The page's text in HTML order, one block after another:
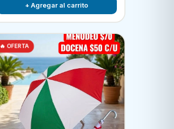
+ Agregar al carrito
🔥 OFERTA